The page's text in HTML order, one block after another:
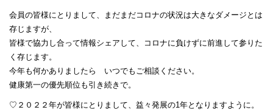
会員の皆様にとりまして、まだまだコロナの状況は大きなダメージとは
存じますが、
皆様で協力し合って情報シェアして、コロナに負けずに前進して参りた
く存じます。
今年も何かありましたら いつでもご相談ください。
健康第一の優先順位も引き続きで。
♡２０２２年が皆様にとりまして、益々発展の1年となりますように。